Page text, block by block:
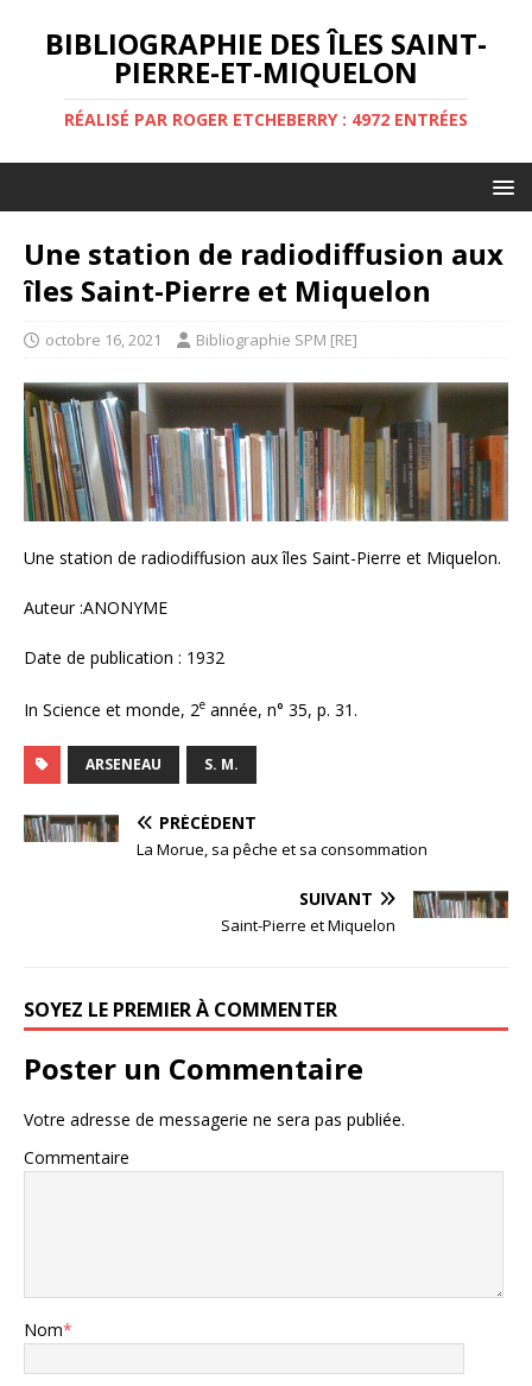
BIBLIOGRAPHIE DES ÎLES SAINT-
PIERRE-ET-MIQUELON
RÉALISÉ PAR ROGER ETCHEBERRY : 4972 ENTRÉES
Une station de radiodiffusion aux
îles Saint-Pierre et Miquelon
octobre 16, 2021 Bibliographie SPM [RE]
Une station de radiodiffusion aux îles Saint-Pierre et Miquelon.
Auteur :ANONYME
Date de publication : 1932
In Science et monde, 2e année, n° 35, p. 31.
ARSENEAU S. M.
PRÉCÉDENT
La Morue, sa pêche et sa consommation
SUIVANT
Saint-Pierre et Miquelon
SOYEZ LE PREMIER À COMMENTER
Poster un Commentaire
Votre adresse de messagerie ne sera pas publiée.
Commentaire
Nom*